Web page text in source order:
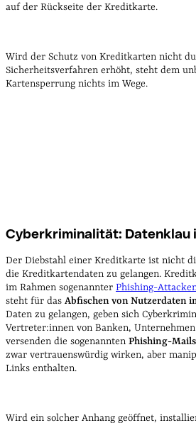
auf der Rückseite der Kreditkarte.
Wird der Schutz von Kreditkarten nicht
Sicherheitsverfahren erhöht, steht dem
Kartensperrung nichts im Wege.
Cyberkriminalität: Datenklau
Der Diebstahl einer Kreditkarte ist nicht
die Kreditkartendaten zu gelangen.
im Rahmen sogenannter Phishing-
steht für das Abfischen von Nutzerdaten
Daten zu gelangen, geben sich
Vertreter:innen von Banken, Unternehmen
versenden die sogenannten Phishing-Mails
zwar vertrauenswürdig wirken, aber
Links enthalten.
Wird ein solcher Anhang geöffnet,